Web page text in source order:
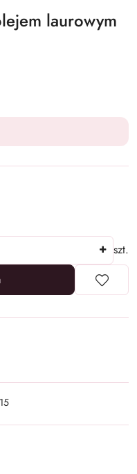
laurowym
szt.